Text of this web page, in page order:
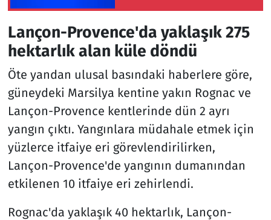
Lançon-Provence'da yaklaşık 275
hektarlık alan küle döndü
Öte yandan ulusal basındaki haberlere göre,
güneydeki Marsilya kentine yakın Rognac ve
Lançon-Provence kentlerinde dün 2 ayrı
yangın çıktı. Yangınlara müdahale etmek için
yüzlerce itfaiye eri görevlendirilirken,
Lançon-Provence'de yangının dumanından
etkilenen 10 itfaiye eri zehirlendi.
Rognac'da yaklaşık 40 hektarlık, Lançon-